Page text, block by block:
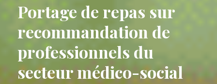
Portage de repas sur
recommandation de
professionnels du
secteur médico-social